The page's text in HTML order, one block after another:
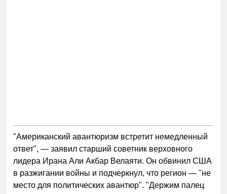
"Американский авантюризм встретит немедленный
ответ", — заявил старший советник верховного
лидера Ирана Али Акбар Велаяти.Он обвинил США
в разжигании войны и подчеркнул, что регион — "не
место для политических авантюр". "Держим палец